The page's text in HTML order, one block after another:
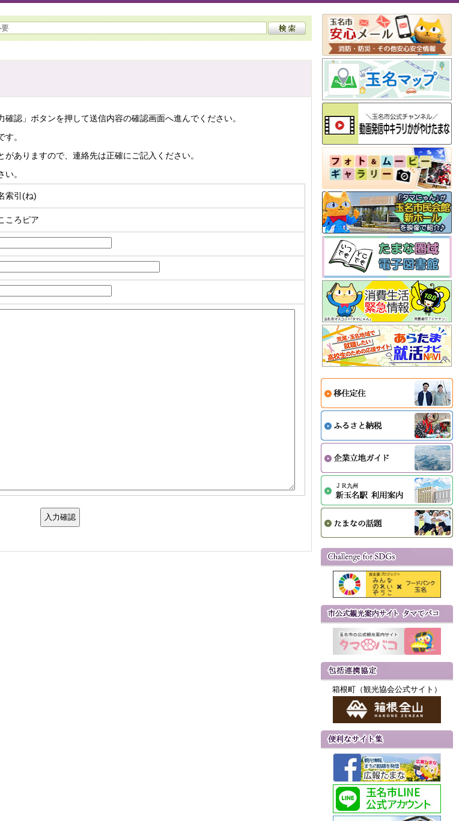
認」ボタンを押して送信内容の確認画面へ進んでください。
。
ありますので、連絡先は正確にご記入ください。
。
索引(ね)
ころピア
箱根町（観光協会公式サイト）